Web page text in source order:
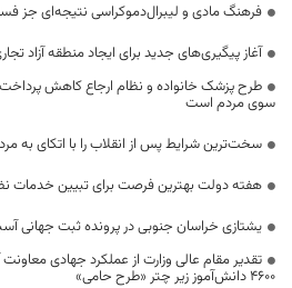
فرهنگ مادی و لیبرال‌دموکراسی نتیجه‌ای جز
آغاز پیگیری‌های جدید برای ایجاد منطقه آزاد
طرح پزشک خانواده و نظام ارجاع کاهش
سوی مردم است
سخت‌ترین شرایط پس از انقلاب را با اتکای به
هفته دولت بهترین فرصت برای تبیین خدمات
یشتازی خراسان جنوبی در پرونده ثبت جهانی
تقدیر مقام عالی وزارت از عملکرد جهادی
۴۶۰۰ دانش‌آموز زیر چتر «طرح حامی»